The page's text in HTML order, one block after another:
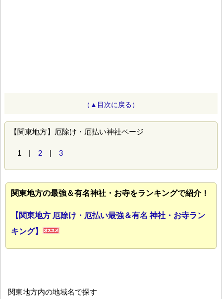
（▲目次に戻る）
【関東地方】厄除け・厄払い神社ページ
1 | 2 | 3
関東地方の最強＆有名神社・お寺をランキングで紹介！
【関東地方 厄除け・厄払い最強＆有名 神社・お寺ラン
キング】
関東地方内の地域名で探す